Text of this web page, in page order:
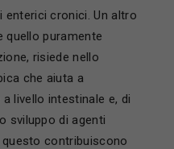
cronici. Un altro
quello puramente
risiede nello
che aiuta a
livello intestinale e, di
sviluppo di agenti
questo contribuiscono